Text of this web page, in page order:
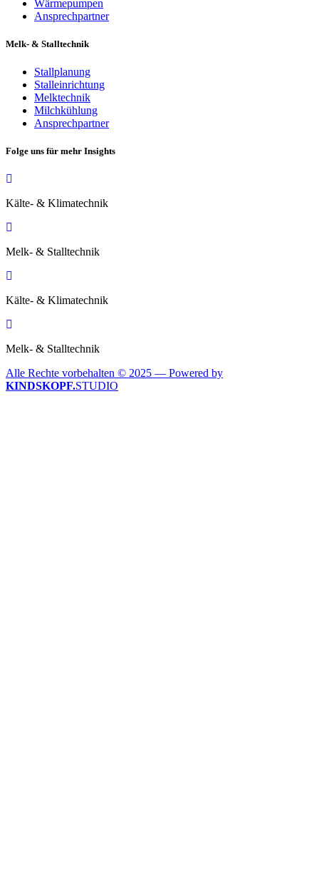
Wärmepumpen
Ansprechpartner
Melk- & Stalltechnik
Stallplanung
Stalleinrichtung
Melktechnik
Milchkühlung
Ansprechpartner
Folge uns für mehr Insights
Kälte- & Klimatechnik
Melk- & Stalltechnik
Kälte- & Klimatechnik
Melk- & Stalltechnik
Alle Rechte vorbehalten © 2025 — Powered by
KINDSKOPF.STUDIO